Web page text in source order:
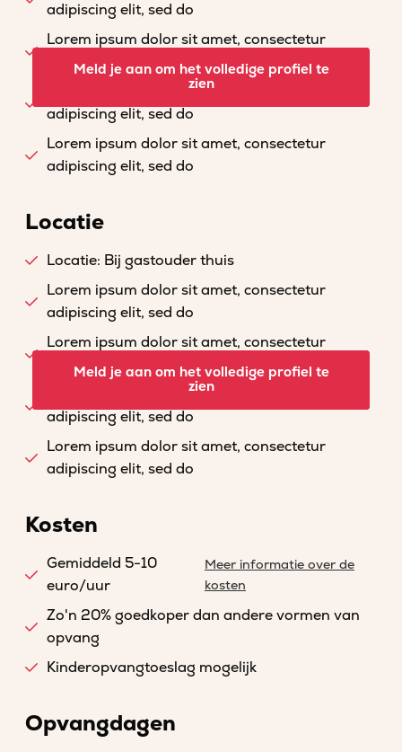
adipiscing elit, sed do
Lorem ipsum dolor sit amet, consectetur
adipiscing elit, sed do
Lorem ipsum dolor sit amet, consectetur
adipiscing elit, sed do
Lorem ipsum dolor sit amet, consectetur
adipiscing elit, sed do
Meld je aan om het volledige profiel te
zien
Locatie
Locatie: Bij gastouder thuis
Lorem ipsum dolor sit amet, consectetur
adipiscing elit, sed do
Lorem ipsum dolor sit amet, consectetur
adipiscing elit, sed do
Lorem ipsum dolor sit amet, consectetur
adipiscing elit, sed do
Lorem ipsum dolor sit amet, consectetur
adipiscing elit, sed do
Meld je aan om het volledige profiel te
zien
Kosten
Gemiddeld 5-10
euro/uur
Meer informatie over de
kosten
Zo'n 20% goedkoper dan andere vormen van
opvang
Kinderopvangtoeslag mogelijk
Opvangdagen